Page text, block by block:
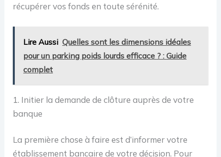
récupérer vos fonds en toute sérénité.
Lire Aussi Quelles sont les dimensions idéales
pour un parking poids lourds efficace ? : Guide
complet
1. Initier la demande de clôture auprès de votre
banque
La première chose à faire est d’informer votre
établissement bancaire de votre décision. Pour